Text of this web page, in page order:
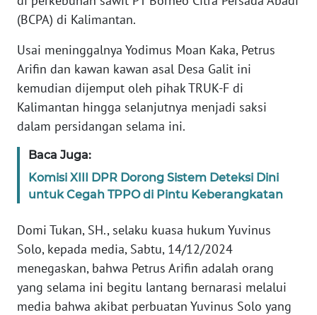
(BCPA) di Kalimantan.
Usai meninggalnya Yodimus Moan Kaka, Petrus
Arifin dan kawan kawan asal Desa Galit ini
kemudian dijemput oleh pihak TRUK-F di
Kalimantan hingga selanjutnya menjadi saksi
dalam persidangan selama ini.
Baca Juga:
Komisi XIII DPR Dorong Sistem Deteksi Dini
untuk Cegah TPPO di Pintu Keberangkatan
Domi Tukan, SH., selaku kuasa hukum Yuvinus
Solo, kepada media, Sabtu, 14/12/2024
menegaskan, bahwa Petrus Arifin adalah orang
yang selama ini begitu lantang bernarasi melalui
media bahwa akibat perbuatan Yuvinus Solo yang
WN
PAPUA
WN
PAPUA
BARAT
WN
WN
SERAMBI
WN
JAMBI
WN
SULTRA